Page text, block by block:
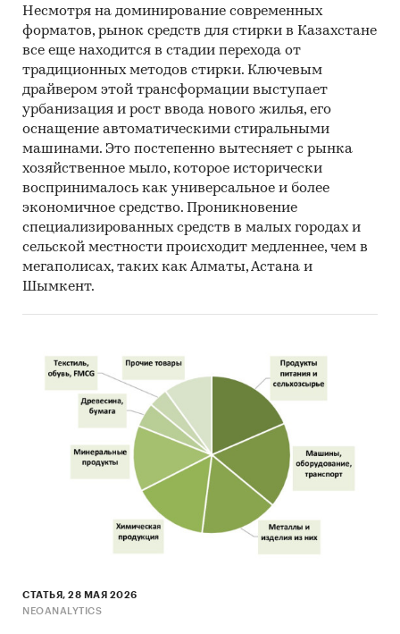
Результаты ценовых мониторингов.
Материалы и базы данных статистики ООН
(United Nations Statistics Division:
Commodity Trade Statistics, Industrial
Commodity Statistics, Food and Agriculture
Organization и др.).
Материалы Международного Валютного
Фонда (International Monetary Fund).
Материалы Всемирного банка (World Bank).
Материалы ВТО (World Trade Organization).
Материалы Организации экономического
Материалы Index Mundi.
Результаты исследований DISCOVERY
Research Group.
Объем и структура выборки
Процедура контент-анализа документов не
предполагает расчета объема выборочной
совокупности. Обработке и анализу подлежат
Категории: СНГ
Газопоршневые установки
Несмотря на доминирование современных
форматов, рынок средств для стирки в Казахстане
все еще находится в стадии перехода от
традиционных методов стирки. Ключевым
драйвером этой трансформации выступает
урбанизация и рост ввода нового жилья, его
оснащение автоматическими стиральными
машинами. Это постепенно вытесняет с рынка
хозяйственное мыло, которое исторически
воспринималось как универсальное и более
экономичное средство. Проникновение
специализированных средств в малых городах и
сельской местности происходит медленнее, чем в
мегаполисах, таких как Алматы, Астана и
Шымкент.
СТАТЬЯ, 28 МАЯ 2026
NEOANALYTICS